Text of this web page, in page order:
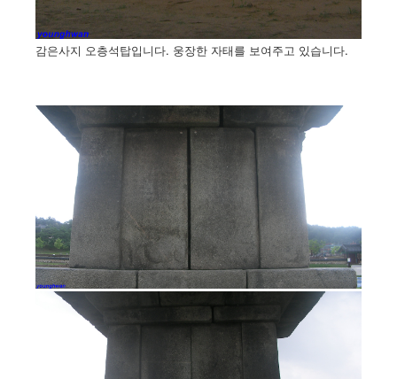
감은사지 오층석탑입니다. 웅장한 자태를 보여주고 있습니다.